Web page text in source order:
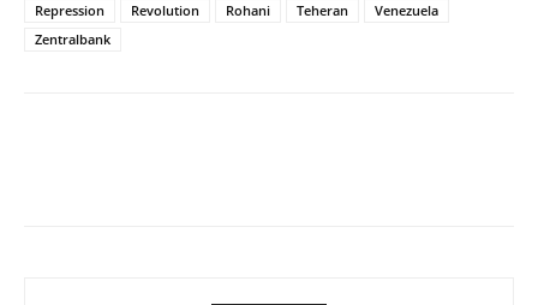
Repression
Revolution Rohani Teheran
Venezuela
Zentralbank